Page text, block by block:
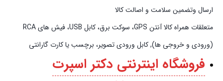
ارسال وتضمین سلامت و اصالت کالا
متعلقات همراه کالا آنتن GPS، سوکت برق، کابل USB، فیش های RCA
(ورودی و خروجی ها), کابل ورودی تصویر، برچسب یا کارت گارانتی
فروشگاه اینترنتی دکتر اسپرت